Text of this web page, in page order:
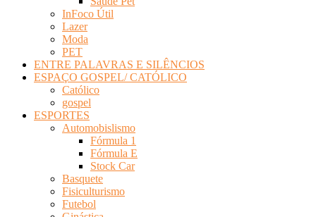
InFoco Útil
Lazer
Moda
PET
ENTRE PALAVRAS E SILÊNCIOS
ESPAÇO GOSPEL/ CATÓLICO
Católico
gospel
ESPORTES
Automobislismo
Fórmula 1
Fórmula E
Stock Car
Basquete
Fisiculturismo
Futebol